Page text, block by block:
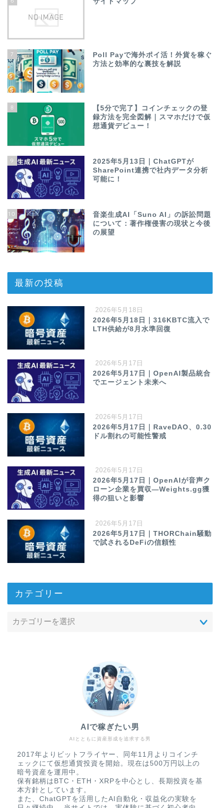
7
Poll Payで海外ポイ活！外貨を稼ぐ
方法と効率的な裏技を解説
8
【5分で完了】コインチェックの登
録方法を完全図解｜スマホだけで仮
想通貨デビュー！
9
2025年5月13日｜ChatGPTが
SharePoint連携で社内データ分析
可能に！
10
音楽生成AI「Suno AI」の訴訟問題
について：著作権侵害の現状と今後
の展望
最新の投稿
2026年5月18日
2026年5月18日｜316KBTC流入で
LTH供給が8月水準回復
2026年5月17日
2026年5月17日｜OpenAI製品統合
でエージェント未来へ
2026年5月17日
2026年5月17日｜RaveDAO、0.30
ドル割れの可能性警戒
2026年5月17日
2026年5月17日｜OpenAIが音声ク
ローン企業を買収—Weights.gg獲
得の狙いと影響
2026年5月17日
2026年5月17日｜THORChain騒動
で試されるDeFiの信頼性
カテゴリー
AIとともに資産形成を追求する男
AIで稼ぎたい男
2017年よりビットフライヤー、同年11月よりコインチ
ェックにて仮想通貨投資を開始。現在は500万円以上の
暗号資産を運用中。
保有銘柄はBTC・ETH・XRPを中心とし、長期投資を基
本方針としています。
また、ChatGPTを活用したAI自動化・収益化の実験を